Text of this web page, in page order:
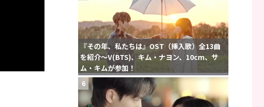
『その年、私たちは』OST（挿入歌）全13曲
を紹介〜V(BTS)、キム・ナヨン、10cm、サ
ム・キムが参加！
6